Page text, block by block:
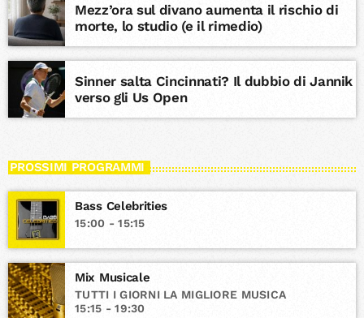
Mezz’ora sul divano aumenta il rischio di
morte, lo studio (e il rimedio)
Sinner salta Cincinnati? Il dubbio di Jannik
verso gli Us Open
PROSSIMI PROGRAMMI
Bass Celebrities
15:00 - 15:15
Mix Musicale
TUTTI I GIORNI LA MIGLIORE MUSICA
15:15 - 19:30